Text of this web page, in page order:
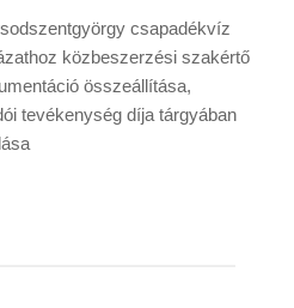
csapadékvíz
közbeszerzési szakértő
összeállítása,
tevékenység díja tárgyában